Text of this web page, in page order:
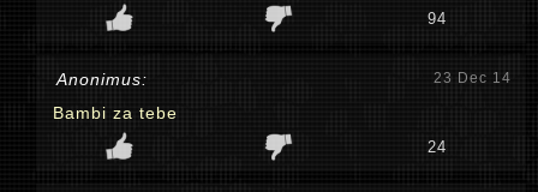
94
Anonimus: 23 Dec 14
Bambi za tebe
24